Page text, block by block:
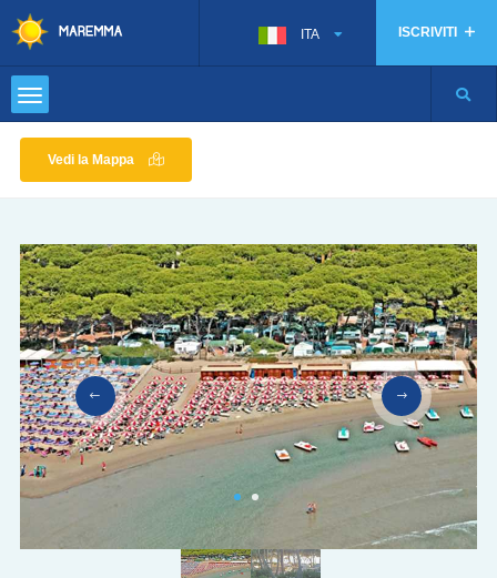
ISCRIVITI
ITA
Vedi la Mappa